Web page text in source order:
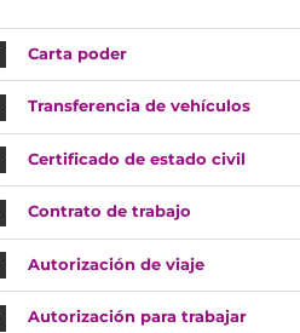
Carta poder
Transferencia de vehículos
Certificado de estado civil
Contrato de trabajo
Autorización de viaje
Autorización para trabajar